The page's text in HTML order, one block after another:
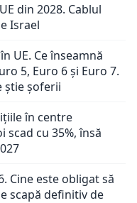
din 2028. Cablul
Israel
UE. Ce înseamnă
5, Euro 6 și Euro 7.
știe șoferii
în centre
scad cu 35%, însă
Cine este obligat să
scapă definitiv de